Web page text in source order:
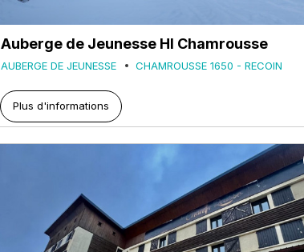
Auberge de Jeunesse HI Chamrousse
AUBERGE DE JEUNESSE CHAMROUSSE 1650 - RECOIN
Plus d'informations